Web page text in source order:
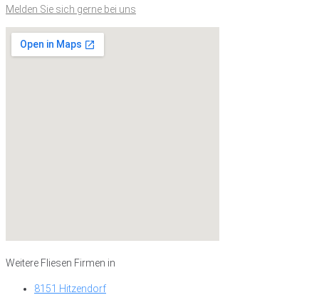
Melden Sie sich gerne bei uns
Weitere Fliesen Firmen in
8151 Hitzendorf